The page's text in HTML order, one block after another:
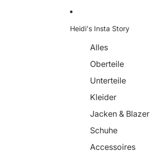
Heidi's Insta Story
Alles
Oberteile
Unterteile
Kleider
Jacken & Blazer
Schuhe
Accessoires